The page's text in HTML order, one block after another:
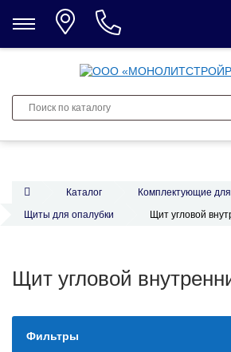
Каталог
Комплектующие
Щиты для опалубки
Щит угловой
Щит угловой
Фильтры